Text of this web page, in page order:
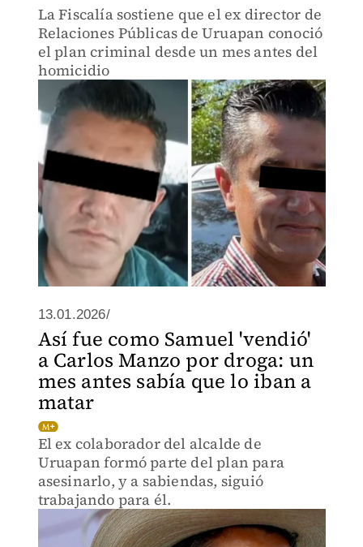
La Fiscalía sostiene que el ex director de
Relaciones Públicas de Uruapan conoció
el plan criminal desde un mes antes del
homicidio
13.01.2026/
Así fue como Samuel 'vendió'
a Carlos Manzo por droga: un
mes antes sabía que lo iban a
matar
El ex colaborador del alcalde de
Uruapan formó parte del plan para
asesinarlo, y a sabiendas, siguió
trabajando para él.